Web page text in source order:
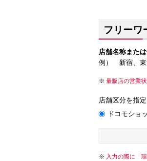
フリーワ
店舗名称また
例） 新宿、東
量販店の営業
店舗区分を指定
ドコモショ
入力の際に「